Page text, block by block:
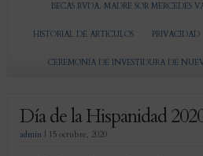
BECAS RVDA. MADRE SOR MERCEDES
HISTORIAL DE ARTICULOS PRIVACIDAD
CEREMONIA DE INVESTIDURA DE
Día de la Hispanidad
admin | 15 octubre, 2020